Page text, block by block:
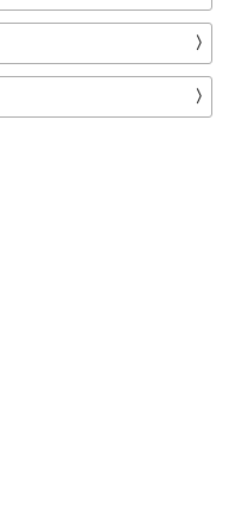
〉
〉